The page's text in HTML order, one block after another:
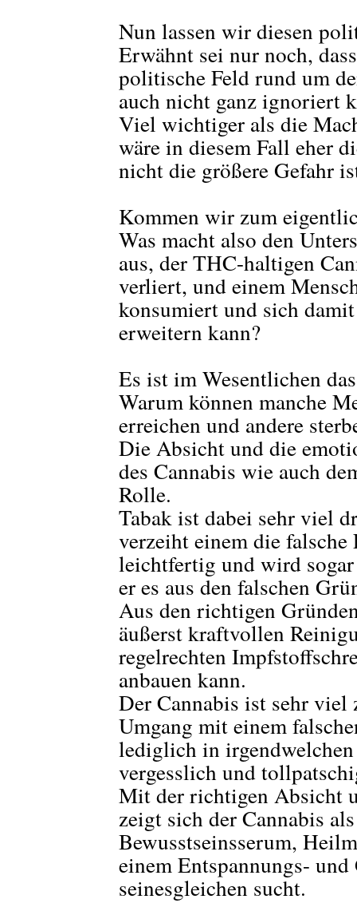
Nun lassen wir diesen
Erwähnt sei nur noch,
politische Feld rund um
auch nicht ganz ignoriert
Viel wichtiger als die
wäre in diesem Fall eher
nicht die größere Gefahr
Kommen wir zum
Was macht also den
aus, der THC-haltigen
verliert, und einem
konsumiert und sich
erweitern kann?
Es ist im Wesentlichen
Warum können manche
erreichen und andere
Die Absicht und die
des Cannabis wie auch
Rolle.
Tabak ist dabei sehr viel
verzeiht einem die
leichtfertig und wird
er es aus den falschen
Aus den richtigen
äußerst kraftvollen
regelrechten
anbauen kann.
Der Cannabis ist sehr
Umgang mit einem
lediglich in irgendwelchen
vergesslich und
Mit der richtigen Absicht
zeigt sich der Cannabis
Bewusstseinsserum,
einem Entspannungs-
seinesgleichen sucht.